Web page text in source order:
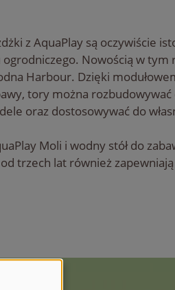
z AquaPlay są oczywiście
ogrodniczego. Nowością w tym
Harbour. Dzięki
tory można rozbudowywać
oraz dostosowywać do
Moli i wodny stół do
trzech lat również